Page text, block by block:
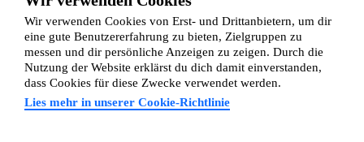
Wir verwenden Cookies von Erst- und Drittanbietern, um dir
eine gute Benutzererfahrung zu bieten, Zielgruppen zu
messen und dir persönliche Anzeigen zu zeigen. Durch die
Nutzung der Website erklärst du dich damit einverstanden,
dass Cookies für diese Zwecke verwendet werden.
Lies mehr in unserer Cookie-Richtlinie
Jetzt gratis loslegen
Loslegen
Jetzt gratis loslegen Anzeigen suchenAnmelden
Mehr lesen
Neuigkeiten und Tipps
Über Wohnungsswap.de